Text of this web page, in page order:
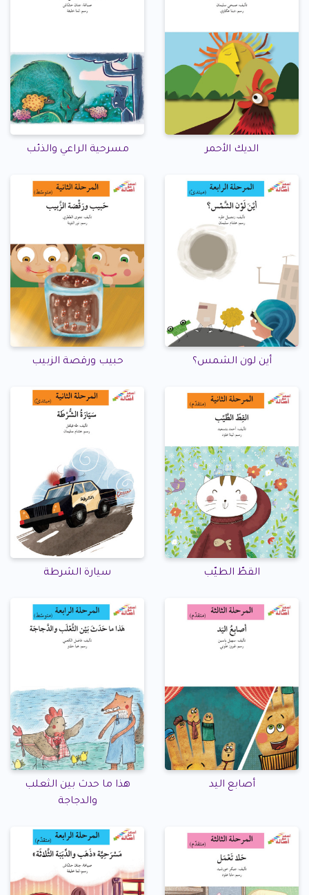
الديك الأحمر مسرحية الراعي والذئب
أين لون الشمس؟ حبيب ورقصة الزبيب
القطّ الطيّب سيارة الشرطة
أصابع اليد
هذا ما حدث بين الثعلب
والدجاجة